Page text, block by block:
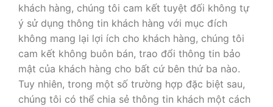
khách hàng, chúng tôi cam kết tuyệt đối không tự
ý sử dụng thông tin khách hàng với mục đích
không mang lại lợi ích cho khách hàng, chúng tôi
cam kết không buôn bán, trao đổi thông tin bảo
mật của khách hàng cho bất cứ bên thứ ba nào.
Tuy nhiên, trong một số trường hợp đặc biệt sau,
chúng tôi có thể chia sẻ thông tin khách một cách